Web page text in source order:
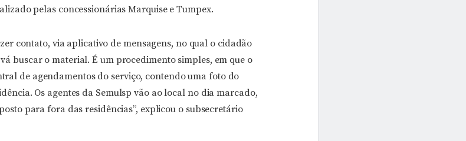
pelas concessionárias Marquise e Tumpex.
contato, via aplicativo de mensagens, no qual o cidadão
buscar o material. É um procedimento simples, em que o
de agendamentos do serviço, contendo uma foto do
Os agentes da Semulsp vão ao local no dia marcado,
para fora das residências”, explicou o subsecretário